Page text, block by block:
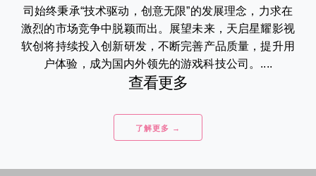
司始终秉承“技术驱动，创意无限”的发展理念，力求在
激烈的市场竞争中脱颖而出。展望未来，天启星耀影视
软创将持续投入创新研发，不断完善产品质量，提升用
户体验，成为国内外领先的游戏科技公司。....
查看更多
了解更多 →